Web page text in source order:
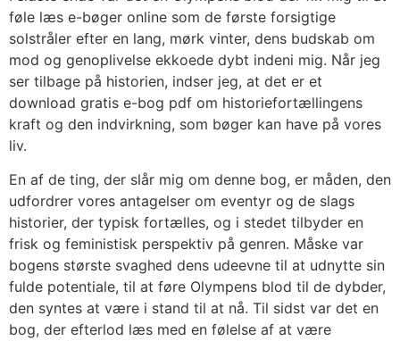
føle læs e-bøger online som de første forsigtige
solstråler efter en lang, mørk vinter, dens budskab om
mod og genoplivelse ekkoede dybt indeni mig. Når jeg
ser tilbage på historien, indser jeg, at det er et
download gratis e-bog pdf om historiefortællingens
kraft og den indvirkning, som bøger kan have på vores
liv.
En af de ting, der slår mig om denne bog, er måden, den
udfordrer vores antagelser om eventyr og de slags
historier, der typisk fortælles, og i stedet tilbyder en
frisk og feministisk perspektiv på genren. Måske var
bogens største svaghed dens udeevne til at udnytte sin
fulde potentiale, til at føre Olympens blod til de dybder,
den syntes at være i stand til at nå. Til sidst var det en
bog, der efterlod læs med en følelse af at være